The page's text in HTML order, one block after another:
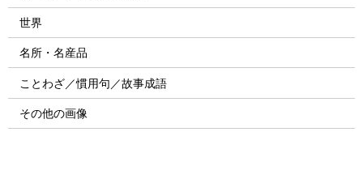
世界
名所・名産品
ことわざ／慣用句／故事成語
その他の画像